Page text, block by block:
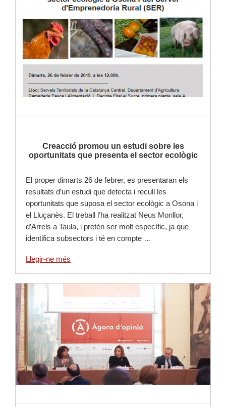
Llegir-ne més
Creacció promou un estudi sobre les
oportunitats que presenta el sector ecològic
El proper dimarts 26 de febrer, es presentaran els
resultats d’un estudi que detecta i recull les
oportunitats que suposa el sector ecològic a Osona i
el Lluçanès. El treball l’ha realitzat Neus Monllor,
d’Arrels a Taula, i pretén ser molt específic, ja que
identifica subsectors i té en compte …
Llegir-ne més